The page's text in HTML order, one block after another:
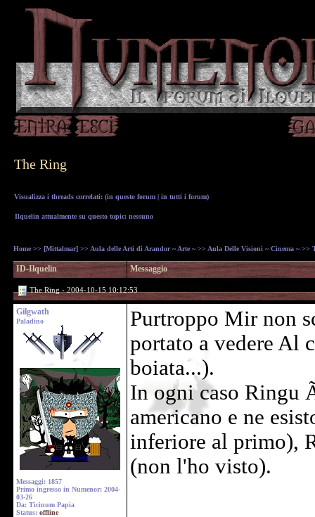
The Ring
Visualizza i threads correlati: (in questo forum | in tutti i forum)
Ilquelin attualmente su questo topic: nessuno
Home >> [Mittalmar] >> Aula delle Arti di Arandor ~ Arte ~ >> Aula Delle Visioni ~ Cinema ~ >>
ID-Ilquelin Messaggio
The Ring - 2004-10-15 10:12:53
Gilgwath
Paladino
Messaggi: 1857
Primo ingresso in Numenor: 2004-
03-26
Da: Ticinum Papia
Status: offline
Purtroppo Mir non
portato a vedere Al
boiata...).
In ogni caso Ringu
americano e ne
inferiore al primo),
(non l'ho visto).